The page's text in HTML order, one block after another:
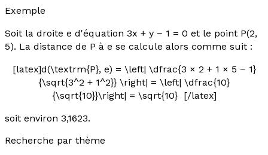
Exemple
Soit la droite e d'équation 3x + y − 1 = 0 et le point P(2,
5). La distance de P à e se calcule alors comme suit :
[latex]d(\textrm{P}, e) = \left| \dfrac{3 × 2 + 1 × 5 − 1}
{\sqrt{3^2 + 1^2}} \right| = \left| \dfrac{10}
{\sqrt{10}}\right| = \sqrt{10} [/latex]
soit environ 3,1623.
Recherche par thème